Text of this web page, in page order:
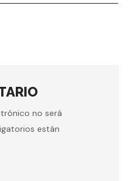
no será
están